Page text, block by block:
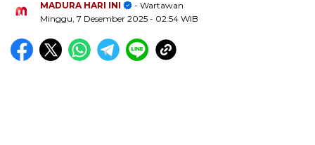
MADURA HARI INI
- Wartawan
Minggu, 7 Desember 2025 - 02:54 WIB